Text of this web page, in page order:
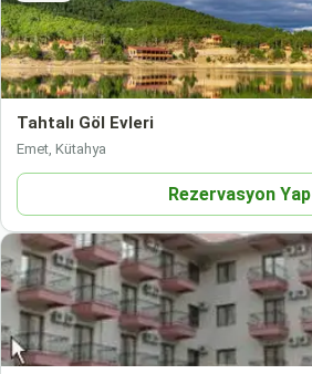
Tahtalı Göl Evleri
Emet, Kütahya
Rezervasyon Yap